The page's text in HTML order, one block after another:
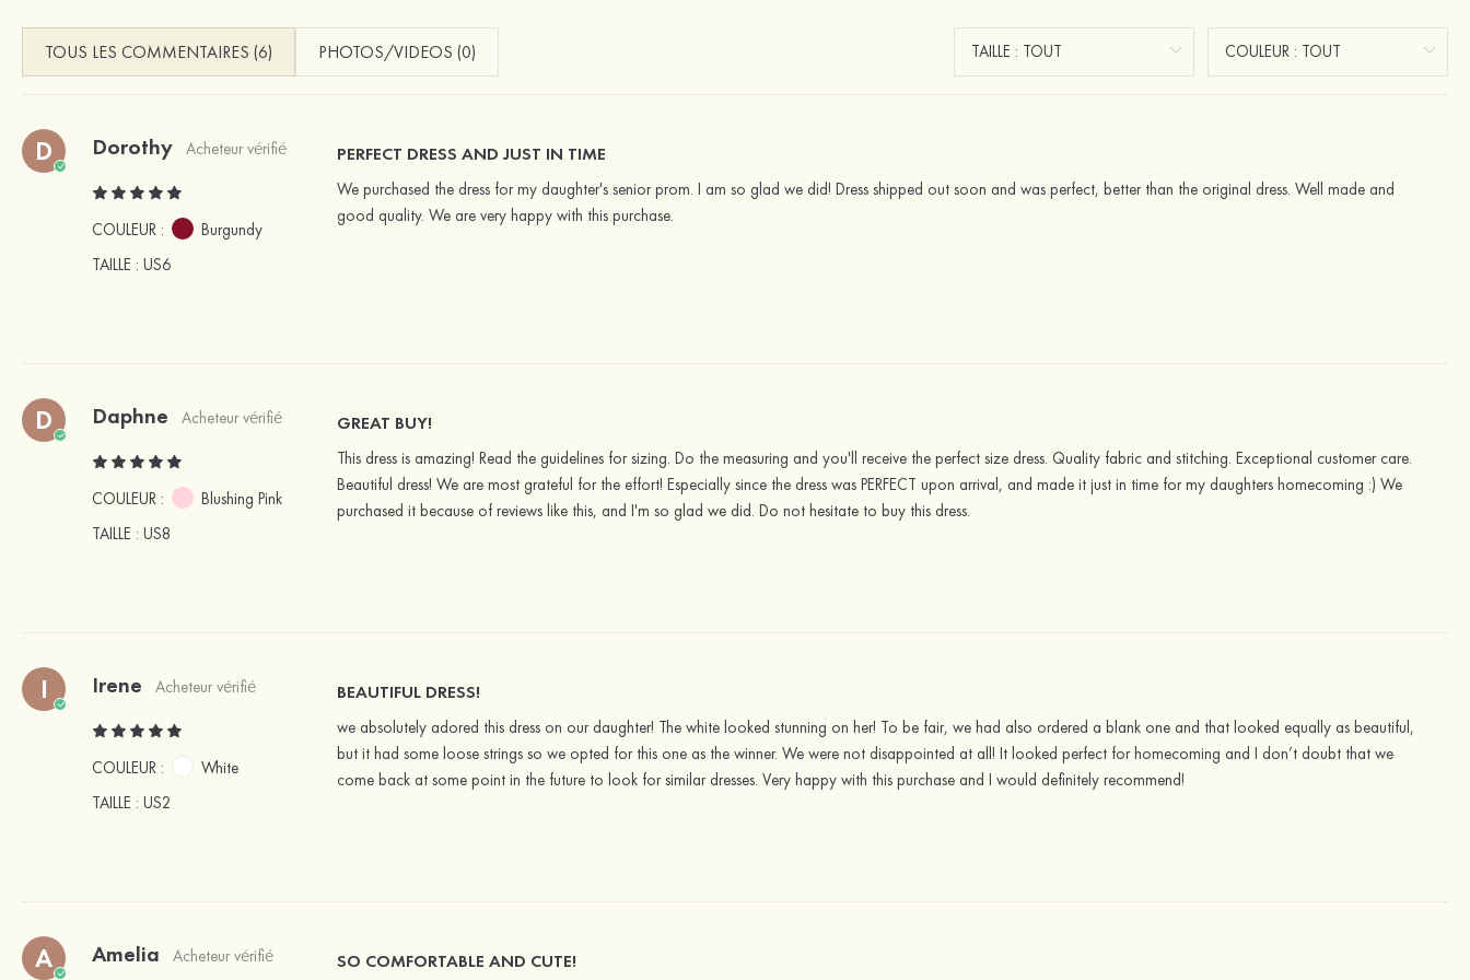
TOUS LES COMMENTAIRES (6) PHOTOS/VIDEOS (0)
D Dorothy Acheteur vérifié
COULEUR :
Burgundy
TAILLE : US6
PERFECT DRESS AND JUST IN TIME
We purchased the dress for my daughter's senior prom. I am so glad we did! Dress shipped out soon and was perfect, better than the original dress. Well made and
good quality. We are very happy with this purchase.
D Daphne Acheteur vérifié
COULEUR :
Blushing Pink
TAILLE : US8
GREAT BUY!
This dress is amazing! Read the guidelines for sizing. Do the measuring and you'll receive the perfect size dress. Quality fabric and stitching. Exceptional customer care.
Beautiful dress! We are most grateful for the effort! Especially since the dress was PERFECT upon arrival, and made it just in time for my daughters homecoming :) We
purchased it because of reviews like this, and I'm so glad we did. Do not hesitate to buy this dress.
I Irene Acheteur vérifié
COULEUR :
White
TAILLE : US2
BEAUTIFUL DRESS!
we absolutely adored this dress on our daughter! The white looked stunning on her! To be fair, we had also ordered a blank one and that looked equally as beautiful,
but it had some loose strings so we opted for this one as the winner. We were not disappointed at all! It looked perfect for homecoming and I don’t doubt that we
come back at some point in the future to look for similar dresses. Very happy with this purchase and I would definitely recommend!
A Amelia Acheteur vérifié SO COMFORTABLE AND CUTE!